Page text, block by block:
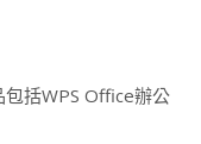
括WPS Office辦公